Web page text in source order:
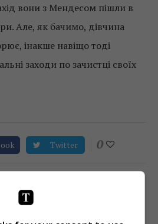
вони з Мендесом пішли в
Але, як бачимо, дівчина
інакше навіщо тоді
заходи по зачистці своїх
Twitter 0